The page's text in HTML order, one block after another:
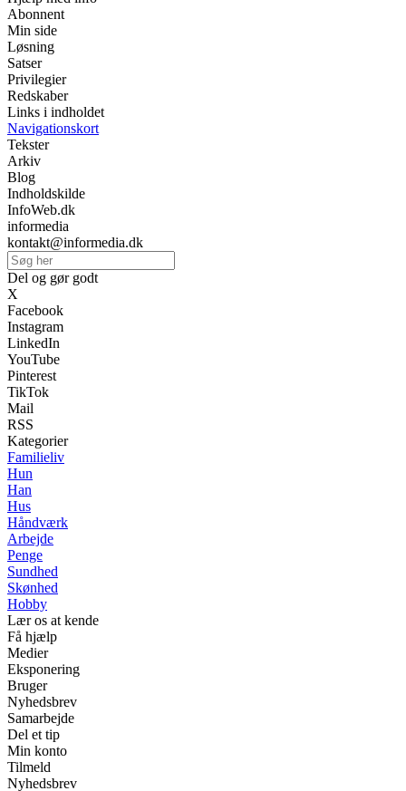
Abonnent
Min side
Løsning
Satser
Privilegier
Redskaber
Links i indholdet
Navigationskort
Tekster
Arkiv
Blog
Indholdskilde
InfoWeb.dk
informedia
kontakt@informedia.dk
Del og gør godt
X
Facebook
Instagram
LinkedIn
YouTube
Pinterest
TikTok
Mail
RSS
Kategorier
Familieliv
Hun
Han
Hus
Håndværk
Arbejde
Penge
Sundhed
Skønhed
Hobby
Lær os at kende
Få hjælp
Medier
Eksponering
Bruger
Nyhedsbrev
Samarbejde
Del et tip
Min konto
Tilmeld
Nyhedsbrev